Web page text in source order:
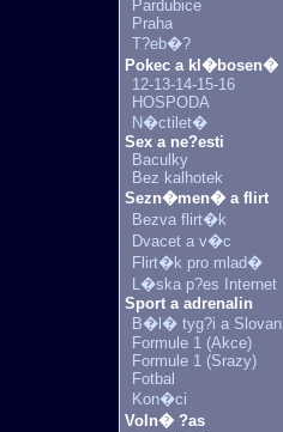
Pardubice
Praha
T?eb�?
Pokec a kl�bosen�
12-13-14-15-16
HOSPODA
N�ctilet�
Sex a ne?esti
Baculky
Bez kalhotek
Sezn�men� a flirt
Bezva flirt�k
Dvacet a v�c
Flirt�k pro mlad�
L�ska p?es Internet
Sport a adrenalin
B�l� tyg?i a Slovan
Formule 1 (Akce)
Formule 1 (Srazy)
Fotbal
Kon�ci
Voln� ?as